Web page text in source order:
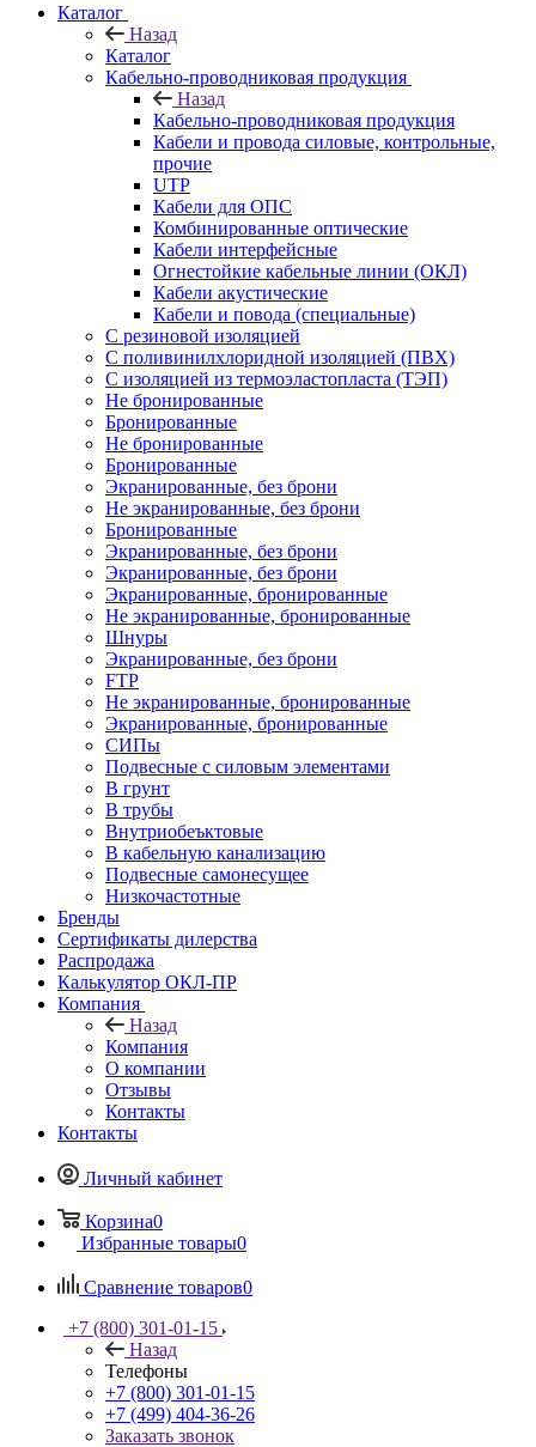
Каталог
Назад
Каталог
Кабельно-проводниковая продукция
Назад
Кабельно-проводниковая продукция
Кабели и провода силовые, контрольные,
прочие
UTP
Кабели для ОПС
Комбинированные оптические
Кабели интерфейсные
Огнестойкие кабельные линии (ОКЛ)
Кабели акустические
Кабели и повода (специальные)
С резиновой изоляцией
С поливинилхлоридной изоляцией (ПВХ)
С изоляцией из термоэластопласта (ТЭП)
Не бронированные
Бронированные
Не бронированные
Бронированные
Экранированные, без брони
Не экранированные, без брони
Бронированные
Экранированные, без брони
Экранированные, без брони
Экранированные, бронированные
Не экранированные, бронированные
Шнуры
Экранированные, без брони
FTP
Не экранированные, бронированные
Экранированные, бронированные
СИПы
Подвесные с силовым элементами
В грунт
В трубы
Внутриобеъктовые
В кабельную канализацию
Подвесные самонесущее
Низкочастотные
Бренды
Сертификаты дилерства
Распродажа
Калькулятор ОКЛ-ПР
Компания
Назад
Компания
О компании
Отзывы
Контакты
Контакты
Личный кабинет
Корзина0
Избранные товары0
Сравнение товаров0
+7 (800) 301-01-15
Назад
Телефоны
+7 (800) 301-01-15
+7 (499) 404-36-26
Заказать звонок